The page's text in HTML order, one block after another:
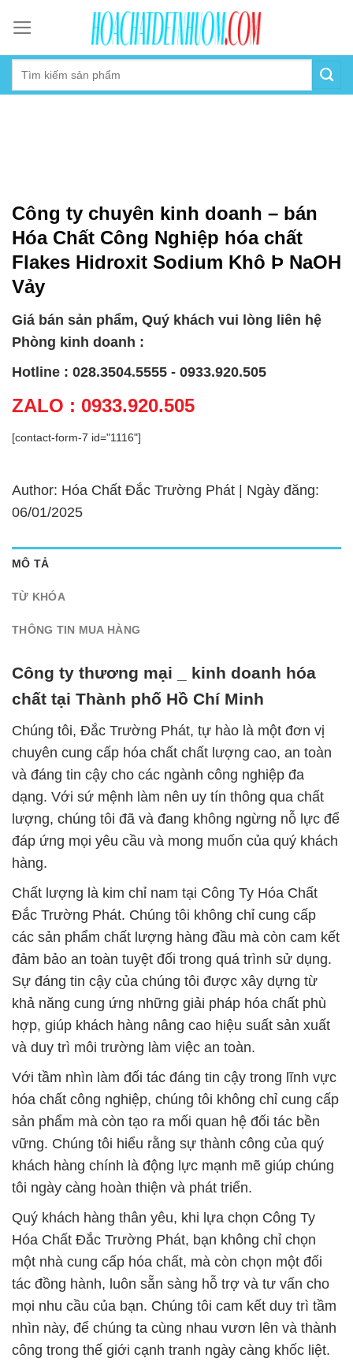
content
Công ty chuyên kinh doanh – bán
Hóa Chất Công Nghiệp hóa chất
Flakes Hidroxit Sodium Khô Þ NaOH
Vảy
Giá bán sản phẩm, Quý khách vui lòng liên hệ
Phòng kinh doanh :
Hotline : 028.3504.5555 - 0933.920.505
ZALO : 0933.920.505
[contact-form-7 id="1116"]
Author: Hóa Chất Đắc Trường Phát | Ngày đăng:
06/01/2025
MÔ TẢ
TỪ KHÓA
THÔNG TIN MUA HÀNG
Công ty thương mại _ kinh doanh hóa
chất tại Thành phố Hồ Chí Minh
Chúng tôi, Đắc Trường Phát, tự hào là một đơn vị
chuyên cung cấp hóa chất chất lượng cao, an toàn
và đáng tin cậy cho các ngành công nghiệp đa
dạng. Với sứ mệnh làm nên uy tín thông qua chất
lượng, chúng tôi đã và đang không ngừng nỗ lực để
đáp ứng mọi yêu cầu và mong muốn của quý khách
hàng.
Chất lượng là kim chỉ nam tại Công Ty Hóa Chất
Đắc Trường Phát. Chúng tôi không chỉ cung cấp
các sản phẩm chất lượng hàng đầu mà còn cam kết
đảm bảo an toàn tuyệt đối trong quá trình sử dụng.
Sự đáng tin cậy của chúng tôi được xây dựng từ
khả năng cung ứng những giải pháp hóa chất phù
hợp, giúp khách hàng nâng cao hiệu suất sản xuất
và duy trì môi trường làm việc an toàn.
Với tầm nhìn làm đối tác đáng tin cậy trong lĩnh vực
hóa chất công nghiệp, chúng tôi không chỉ cung cấp
sản phẩm mà còn tạo ra mối quan hệ đối tác bền
vững. Chúng tôi hiểu rằng sự thành công của quý
khách hàng chính là động lực mạnh mẽ giúp chúng
tôi ngày càng hoàn thiện và phát triển.
Quý khách hàng thân yêu, khi lựa chọn Công Ty
Hóa Chất Đắc Trường Phát, bạn không chỉ chọn
một nhà cung cấp hóa chất, mà còn chọn một đối
tác đồng hành, luôn sẵn sàng hỗ trợ và tư vấn cho
mọi nhu cầu của bạn. Chúng tôi cam kết duy trì tầm
nhìn này, để chúng ta cùng nhau vươn lên và thành
công trong thế giới cạnh tranh ngày càng khốc liệt.